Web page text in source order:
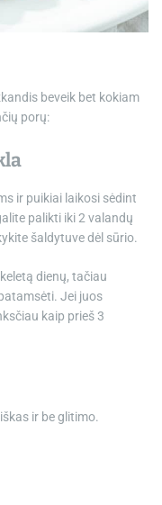
beveik bet kokiam
porų:
ir puikiai laikosi sėdint
palikti iki 2 valandų
šaldytuve dėl sūrio.
dienų, tačiau
Jei juos
kaip prieš 3
ir be glitimo.